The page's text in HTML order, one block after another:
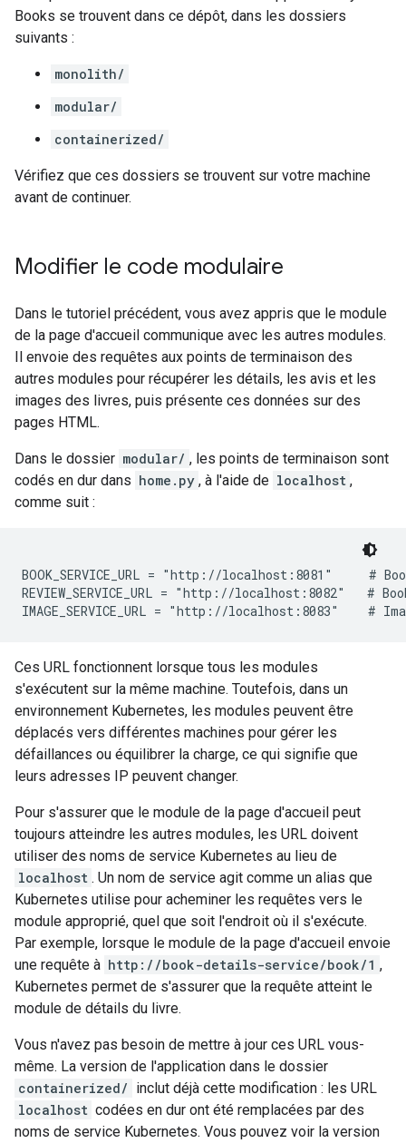
Books se trouvent dans ce dépôt, dans les dossiers
suivants :
monolith/
modular/
containerized/
Vérifiez que ces dossiers se trouvent sur votre machine
avant de continuer.
Modifier le code modulaire
Dans le tutoriel précédent, vous avez appris que le module
de la page d'accueil communique avec les autres modules.
Il envoie des requêtes aux points de terminaison des
autres modules pour récupérer les détails, les avis et les
images des livres, puis présente ces données sur des
pages HTML.
Dans le dossier modular/ , les points de terminaison sont
codés en dur dans home.py , à l'aide de localhost ,
comme suit :
BOOK_SERVICE_URL = "http://localhost:8081"     #
REVIEW_SERVICE_URL = "http://localhost:8082"   #
Ces URL fonctionnent lorsque tous les modules
s'exécutent sur la même machine. Toutefois, dans un
environnement Kubernetes, les modules peuvent être
déplacés vers différentes machines pour gérer les
défaillances ou équilibrer la charge, ce qui signifie que
leurs adresses IP peuvent changer.
Pour s'assurer que le module de la page d'accueil peut
toujours atteindre les autres modules, les URL doivent
utiliser des noms de service Kubernetes au lieu de
localhost . Un nom de service agit comme un alias que
Kubernetes utilise pour acheminer les requêtes vers le
module approprié, quel que soit l'endroit où il s'exécute.
Par exemple, lorsque le module de la page d'accueil envoie
une requête à http://book-details-service/book/1 ,
Kubernetes permet de s'assurer que la requête atteint le
module de détails du livre.
Vous n'avez pas besoin de mettre à jour ces URL vous-
même. La version de l'application dans le dossier
containerized/ inclut déjà cette modification : les URL
localhost codées en dur ont été remplacées par des
noms de service Kubernetes. Vous pouvez voir la version